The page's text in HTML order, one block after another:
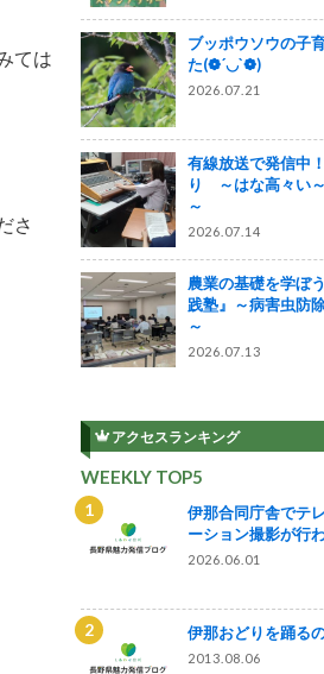
ては
さ
ブッポウソウの子
た(❁´◡`❁)
2026.07.21
有線放送で発信中
り ～はな高々い
～
2026.07.14
農業の基礎を学ぼ
践塾』～病害虫防
～
2026.07.13
アクセスランキング
WEEKLY TOP5
伊那合同庁舎でテ
ーション撮影が行
2026.06.01
伊那おどりを踊る
2013.08.06